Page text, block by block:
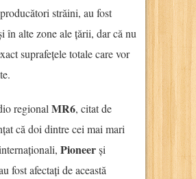
străini, au fost
în alte zone ale țării, dar că nu
suprafețele totale care vor
regional MR6, citat de
că doi dintre cei mai mari
Pioneerși
fost afectați de această